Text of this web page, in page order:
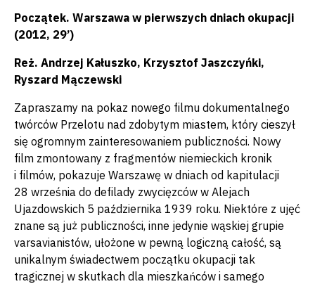
Początek. Warszawa w pierwszych dniach okupacji
(2012, 29’)
Reż. Andrzej Kałuszko, Krzysztof Jaszczyńki,
Ryszard Mączewski
Zapraszamy na pokaz nowego filmu dokumentalnego
twórców Przelotu nad zdobytym miastem, który cieszył
się ogromnym zainteresowaniem publiczności. Nowy
film zmontowany z fragmentów niemieckich kronik
i filmów, pokazuje Warszawę w dniach od kapitulacji
28 września do defilady zwycięzców w Alejach
Ujazdowskich 5 października 1939 roku. Niektóre z ujęć
znane są już publiczności, inne jedynie wąskiej grupie
varsavianistów, ułożone w pewną logiczną całość, są
unikalnym świadectwem początku okupacji tak
tragicznej w skutkach dla mieszkańców i samego